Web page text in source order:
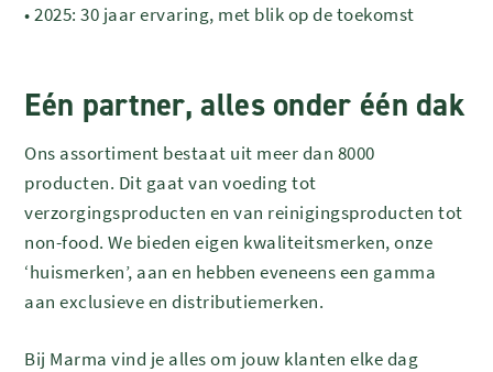
• 2025: 30 jaar ervaring, met blik op de toekomst
Eén partner, alles onder één dak
Ons assortiment bestaat uit meer dan 8000
producten. Dit gaat van voeding tot
verzorgingsproducten en van reinigingsproducten tot
non-food. We bieden eigen kwaliteitsmerken, onze
‘huismerken’, aan en hebben eveneens een gamma
aan exclusieve en distributiemerken.
Bij Marma vind je alles om jouw klanten elke dag